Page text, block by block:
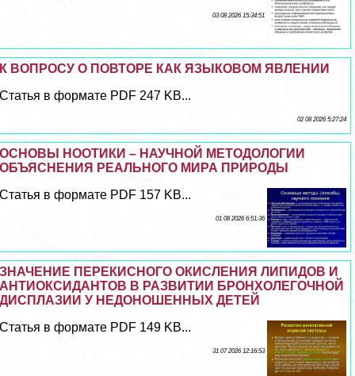
03 08 2026 15:34:51
К ВОПРОСУ О ПОВТОРЕ КАК ЯЗЫКОВОМ ЯВЛЕНИИ
Статья в формате PDF 247 KB...
02 08 2026 5:27:24
ОСНОВЫ НООТИКИ – НАУЧНОЙ МЕТОДОЛОГИИ
ОБЪЯСНЕНИЯ РЕАЛЬНОГО МИРА ПРИРОДЫ
Статья в формате PDF 157 KB...
01 08 2026 6:51:36
ЗНАЧЕНИЕ ПЕРЕКИСНОГО ОКИСЛЕНИЯ ЛИПИДОВ И
АНТИОКСИДАНТОВ В РАЗВИТИИ БРОНХОЛЕГОЧНОЙ
ДИСПЛАЗИИ У НЕДОНОШЕННЫХ ДЕТЕЙ
Статья в формате PDF 149 KB...
31 07 2026 12:16:53